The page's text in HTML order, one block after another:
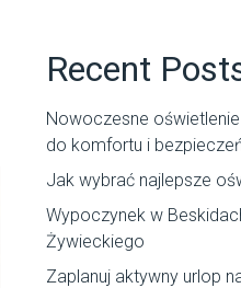
Recent
Nowoczesne
do komfortu i
Jak wybrać najlepsze
Wypoczynek w
Żywieckiego
Zaplanuj aktywny urlop